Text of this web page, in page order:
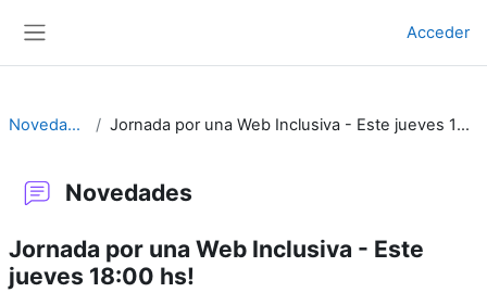
Acceder
Novedades Jornada por una Web Inclusiva - Este jueves 18:00 hs!
Novedades
Jornada por una Web Inclusiva - Este
jueves 18:00 hs!